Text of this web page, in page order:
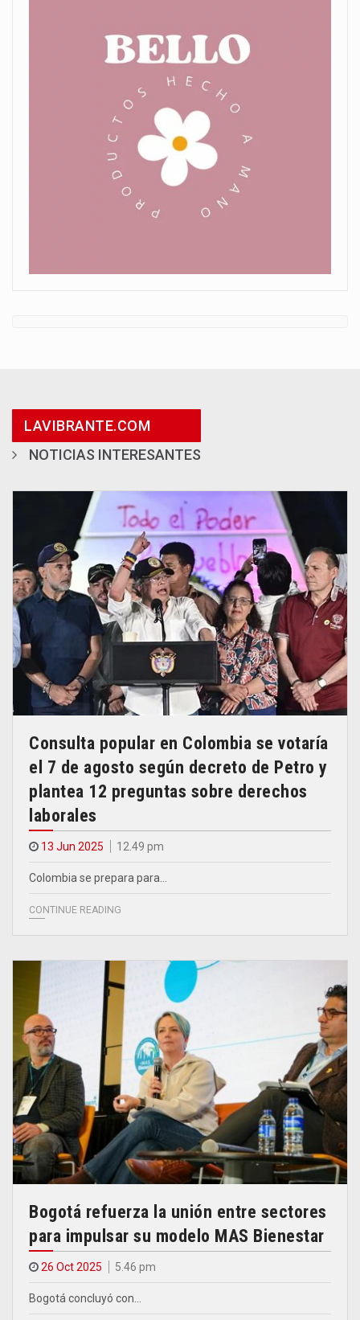
LAVIBRANTE.COM
NOTICIAS INTERESANTES
Consulta popular en Colombia se votaría
el 7 de agosto según decreto de Petro y
plantea 12 preguntas sobre derechos
laborales
13 Jun 2025 12.49 pm
Colombia se prepara para…
CONTINUE READING
Bogotá refuerza la unión entre sectores
para impulsar su modelo MAS Bienestar
26 Oct 2025 5.46 pm
Bogotá concluyó con…